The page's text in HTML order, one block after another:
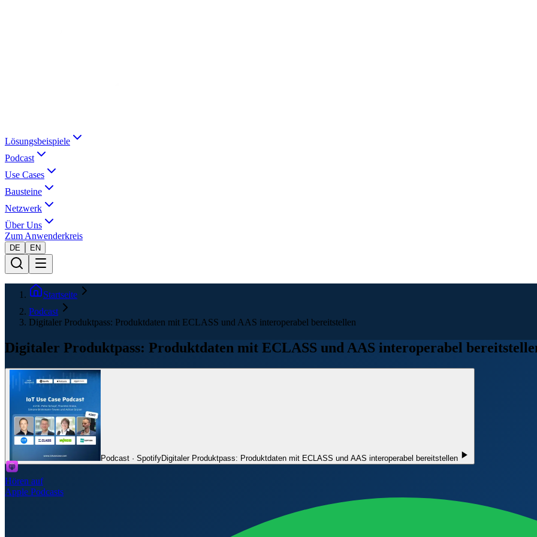
Lösungsbeispiele
Podcast
Use Cases
Bausteine
Netzwerk
Über Uns
Zum Anwenderkreis
DE EN
Startseite
Podcast
Digitaler Produktpass: Produktdaten mit ECLASS und AAS interoperabel bereitstellen
Digitaler Produktpass: Produktdaten mit ECLASS und AAS interoperabel
Podcast · SpotifyDigitaler Produktpass: Produktdaten mit ECLASS und AAS interoperabel bereitstellen
Hören auf
Apple Podcasts